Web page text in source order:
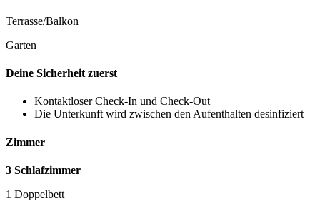
Terrasse/Balkon
Garten
Deine Sicherheit zuerst
Kontaktloser Check-In und Check-Out
Die Unterkunft wird zwischen den Aufenthalten desinfiziert
Zimmer
3 Schlafzimmer
1 Doppelbett